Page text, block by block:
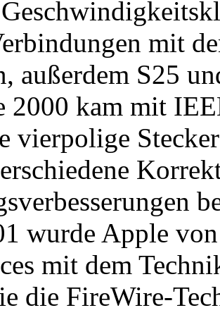
mit
außerdem S25
2000 kam mit
vierpolige
wurde Apple
mit dem
die FireWire-